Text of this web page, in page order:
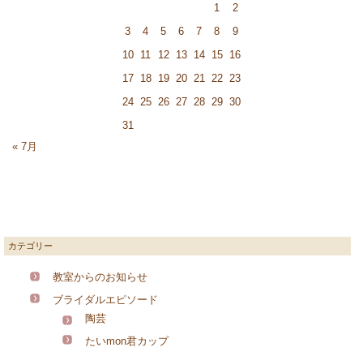
1
2
3
4 5 6 7 8
9
10
11 12 13 14 15
16
17
18 19 20 21 22
23
24
25 26 27 28 29 30
31
« 7月
カテゴリー
教室からのお知らせ
ブライダルエピソード
陶芸
たいmon君カップ